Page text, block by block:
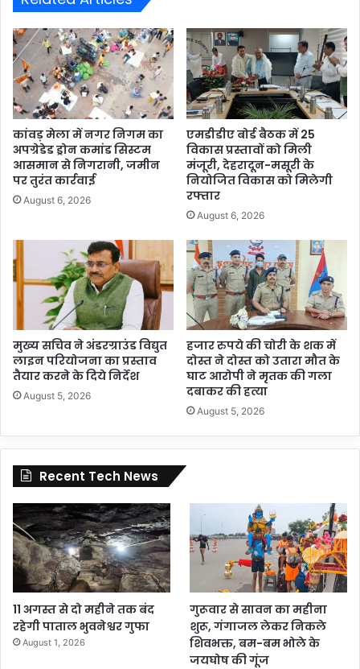
कांवड़ मेला में नगर निगम का
अपग्रेडेड ड्रोन कमांड सिस्टम
आसमान से निगरानी, जमीन
पर तुरंत कार्रवाई
August 6, 2026
एमडीडीए बोर्ड बैठक में 25
विकास प्रस्तावों को मिली
मंजूरी, देहरादून-मसूरी के
नियोजित विकास को मिलेगी
रफ्तार
August 6, 2026
मुख्य सचिव ने अंडरग्राउंड विद्युत
लाइन परियोजना का प्रस्ताव
तैयार करने के दिये निर्देश
August 5, 2026
हजार रुपये की चोरी के शक में
दोस्त ने दोस्त को उतारा मौत के
घाट आरोपी ने मृतक की गला
दबाकर की हत्या
August 5, 2026
Recent Tech News
11 अगस्त से दो महीने तक बंद
रहेगी पाताल भुवनेश्वर गुफा
August 1, 2026
गुरूवार से सावन का महीना
शुरू, गंगाजल लेकर निकले
शिवभक्त, बम-बम भोले के
जयघोष की गूंज